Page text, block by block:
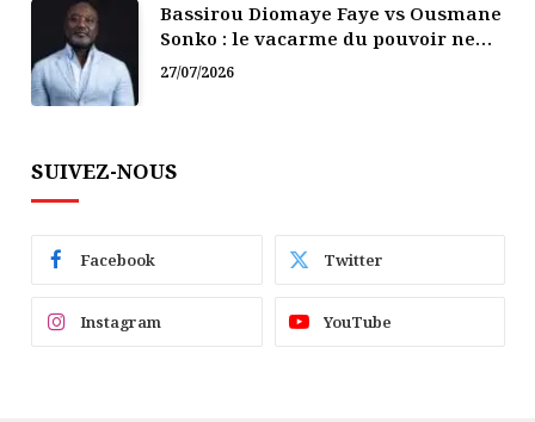
Bassirou Diomaye Faye vs Ousmane
Sonko : le vacarme du pouvoir ne
doit pas faire oublier les liens de la
27/07/2026
SUIVEZ-NOUS
Facebook Twitter
Instagram YouTube